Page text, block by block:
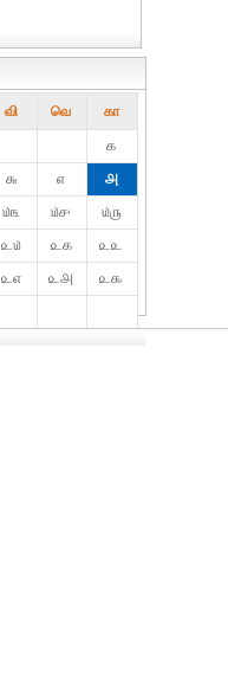
வி வெ கா
௧
௬ ௭
௮
௰௩ ௰௪
௰௫
௨௰ ௨௧
௨௨
௨௭ ௨௮
௨௯